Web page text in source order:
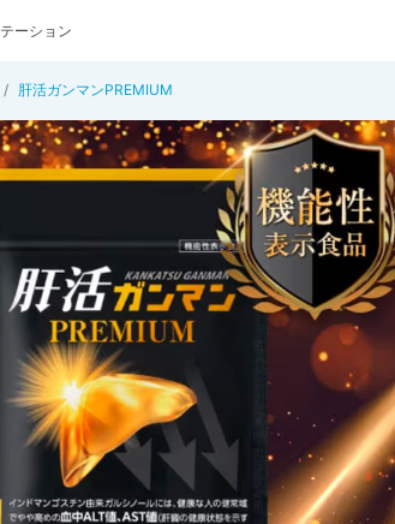
ーション
肝活ガンマンPREMIUM